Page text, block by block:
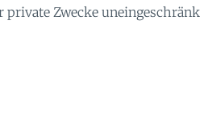
private Zwecke